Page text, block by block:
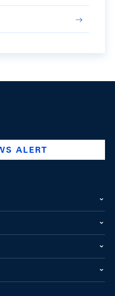
company/swiss-national-
@swissnationalbank
ALERT